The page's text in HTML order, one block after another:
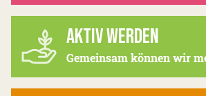
AKTIV WERDEN
Gemeinsam können wir